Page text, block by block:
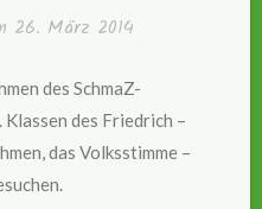
26. März 2014
des SchmaZ-
Klassen des Friedrich –
das Volksstimme –